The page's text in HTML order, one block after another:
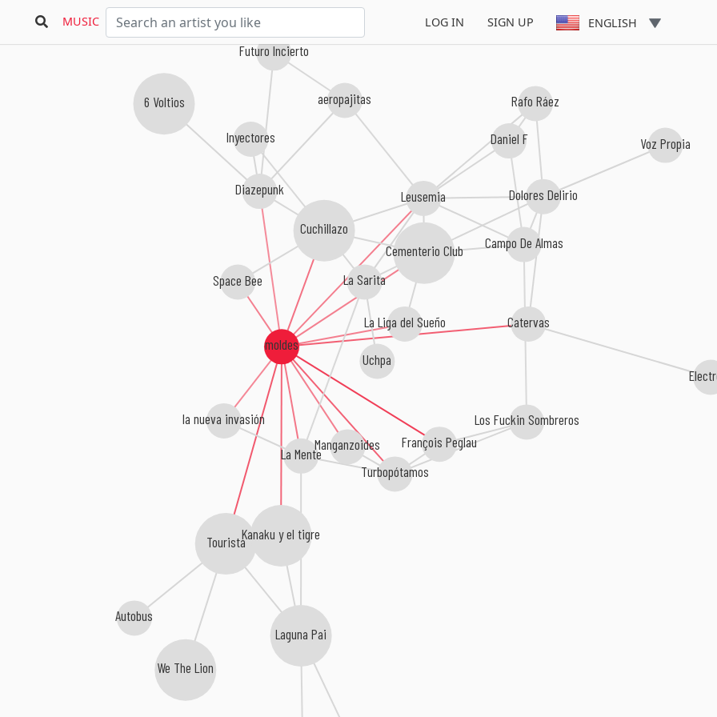
MUSIC LOG IN SIGN UP ENGLISH
moldes
François Peglau
Tourista
Catervas
Turbopótamos
Kanaku y el tigre
Cuchillazo
La Mente
Leusemia
Space Bee
Cementerio Club
La Liga del Sueño
Manganzoides
la nueva invasión
Inyectores
Diazepunk
Los Fuckin Sombreros
La Sarita
Daniel F
Dolores Delirio
Campo De Almas
We The Lion
Autobus
Voz Propia
6 Voltios
Uchpa
Laguna Pai
aeropajitas
Futuro Incierto
Rafo Ráez